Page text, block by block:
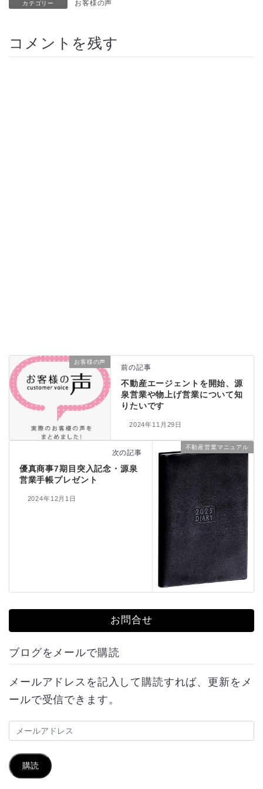
カテゴリー お客様の声
コメントを残す
お客様の声
前の記事
不動産エージェントを開始、源
泉営業や物上げ営業について知
りたいです
2024年11月29日
不動産営業マニュアル
次の記事
優真商事7期目突入記念・源泉
営業手帳プレゼント
2024年12月1日
お問合せ
ブログをメールで購読
メールアドレスを記入して購読すれば、更新をメ
ールで受信できます。
メ
ル
ア
購読